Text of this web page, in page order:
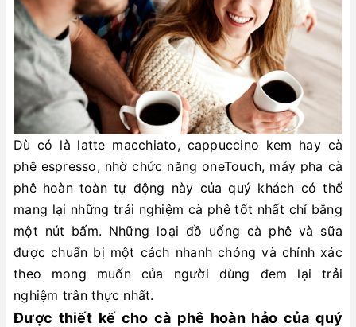
Dù có là latte macchiato, cappuccino kem hay cà
phê espresso, nhờ chức năng oneTouch, máy pha cà
phê hoàn toàn tự động này của quý khách có thể
mang lại những trải nghiệm cà phê tốt nhất chỉ bằng
một nút bấm. Những loại đồ uống cà phê và sữa
được chuẩn bị một cách nhanh chóng và chính xác
theo mong muốn của người dùng đem lại trải
nghiệm trân thực nhất.
Được thiết kế cho cà phê hoàn hảo của quý